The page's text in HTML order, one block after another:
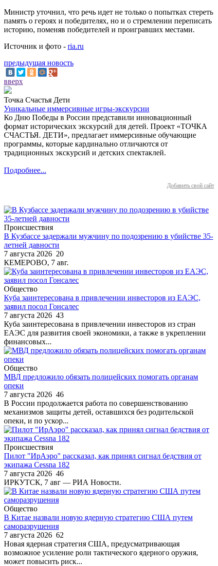
Министр уточнил, что речь идет не только о попытках стереть
память о героях и победителях, но и о стремлении переписать
историю, поменяв победителей и проигравших местами.
Источник и фото - ria.ru
предыдущая новость
вверх
Точка Счастья Дети
Уникальные иммерсивные игры-экскурсии
Ко Дню Победы в России представили инновационный
формат исторических экскурсий для детей. Проект «ТОЧКА
СЧАСТЬЯ. ДЕТИ», предлагает иммерсивные обучающие
программы, которые кардинально отличаются от
традиционных экскурсий и детских спектаклей.
Подробнее...
Добавить свой сайт
Происшествия
В Кузбассе задержали мужчину по подозрению в убийстве 35-
летней давности
7 августа 2026 20
КЕМЕРОВО, 7 авг.
Общество
Куба заинтересована в привлечении инвесторов из ЕАЭС,
заявил посол Гонсалес
7 августа 2026 43
Куба заинтересована в привлечении инвесторов из стран
ЕАЭС для развития своей экономики, а также в укреплении
финансовых...
Общество
МВД предложило обязать полицейских помогать органам
опеки
7 августа 2026 46
В России продолжается работа по совершенствованию
механизмов защиты детей, оставшихся без родительской
опеки, и по ускор...
Происшествия
Пилот "ИрАэро" рассказал, как принял сигнал бедствия от
экипажа Cessna 182
7 августа 2026 46
ИРКУТСК, 7 авг — РИА Новости.
Общество
В Китае назвали новую ядерную стратегию США путем
саморазрушения
7 августа 2026 62
Новая ядерная стратегия США, предусматривающая
возможное усиление роли тактического ядерного оружия,
может повысить риск...